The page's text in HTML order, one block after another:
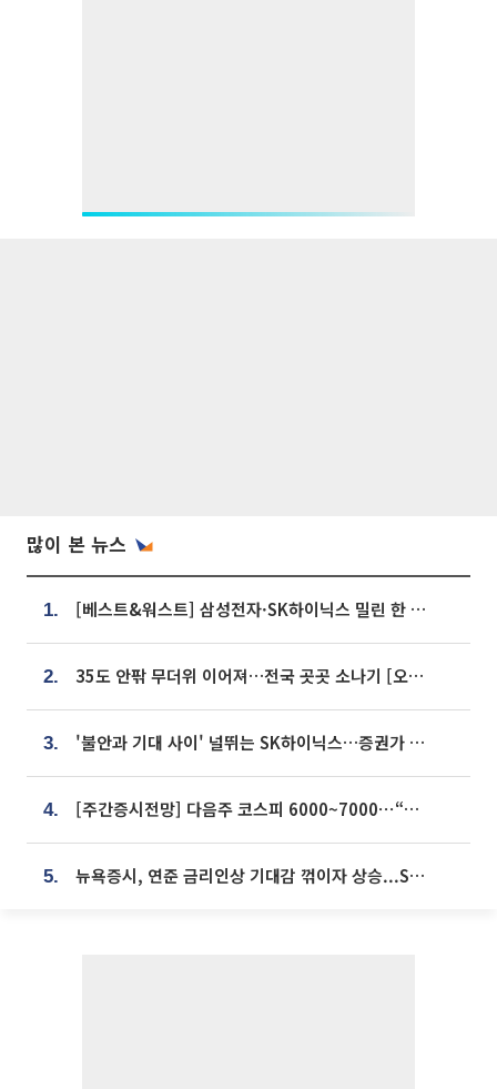
많이 본 뉴스
1. [베스트&워스트] 삼성전자·SK하이닉스 밀린 한 주…상상인증권은 85% 급등
2. 35도 안팎 무더위 이어져…전국 곳곳 소나기 [오늘 날씨]
3. '불안과 기대 사이' 널뛰는 SK하이닉스…증권가 "HBM4·LTA 기반 펀터멘털 견고"
4. [주간증시전망] 다음주 코스피 6000~7000⋯“外人 수급은 정책이 변수”
5. 뉴욕증시, 연준 금리인상 기대감 꺾이자 상승...S&P500 사상 최고치 [종합]